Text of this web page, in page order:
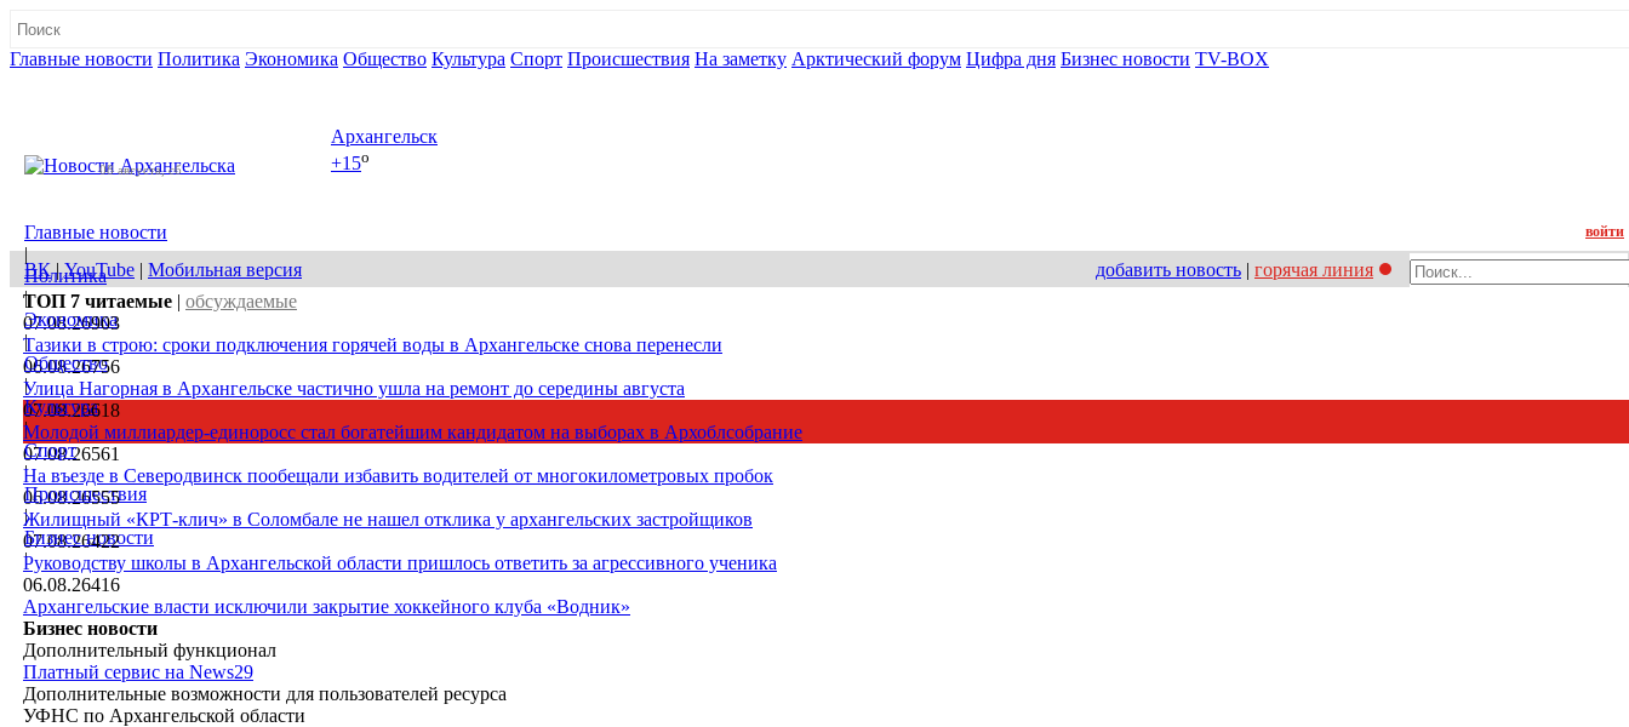
Главные новости Политика Экономика Общество Культура Спорт Происшествия На заметку Арктический форум Цифра дня Бизнес новости TV-BOX
08 августа, сб
Архангельск
+15o
Главные новости
|
Политика
|
Экономика
|
Общество
|
Культура
|
Спорт
|
Происшествия
|
Бизнес новости
|
войти
ВК|YouTube | Мобильная версия добавить новость | горячая линия
ТОП 7 читаемые | обсуждаемые
07.08.26903
Тазики в строю: сроки подключения горячей воды в Архангельске снова перенесли
06.08.26756
Улица Нагорная в Архангельске частично ушла на ремонт до середины августа
07.08.26618
Молодой миллиардер-единоросс стал богатейшим кандидатом на выборах в Архоблсобрание
07.08.26561
На въезде в Северодвинск пообещали избавить водителей от многокилометровых пробок
06.08.26555
Жилищный «КРТ-клич» в Соломбале не нашел отклика у архангельских застройщиков
07.08.26422
Руководству школы в Архангельской области пришлось ответить за агрессивного ученика
06.08.26416
Архангельские власти исключили закрытие хоккейного клуба «Водник»
Бизнес новости
Дополнительный функционал
Платный сервис на News29
Дополнительные возможности для пользователей ресурса
УФНС по Архангельской области